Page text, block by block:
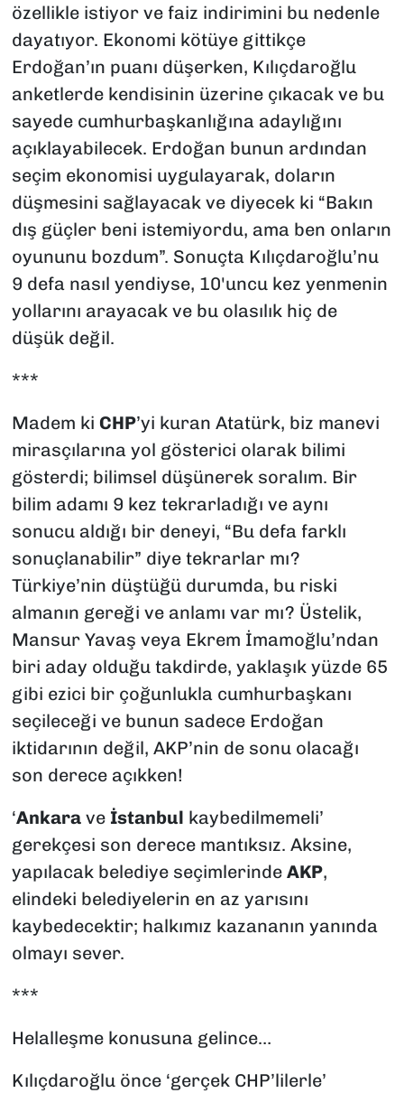
özellikle istiyor ve faiz indirimini bu nedenle
dayatıyor. Ekonomi kötüye gittikçe
Erdoğan’ın puanı düşerken, Kılıçdaroğlu
anketlerde kendisinin üzerine çıkacak ve bu
sayede cumhurbaşkanlığına adaylığını
açıklayabilecek. Erdoğan bunun ardından
seçim ekonomisi uygulayarak, doların
düşmesini sağlayacak ve diyecek ki “Bakın
dış güçler beni istemiyordu, ama ben onların
oyununu bozdum”. Sonuçta Kılıçdaroğlu’nu
9 defa nasıl yendiyse, 10'uncu kez yenmenin
yollarını arayacak ve bu olasılık hiç de
düşük değil.
***
Madem ki CHP’yi kuran Atatürk, biz manevi
mirasçılarına yol gösterici olarak bilimi
gösterdi; bilimsel düşünerek soralım. Bir
bilim adamı 9 kez tekrarladığı ve aynı
sonucu aldığı bir deneyi, “Bu defa farklı
sonuçlanabilir” diye tekrarlar mı?
Türkiye’nin düştüğü durumda, bu riski
almanın gereği ve anlamı var mı? Üstelik,
Mansur Yavaş veya Ekrem İmamoğlu’ndan
biri aday olduğu takdirde, yaklaşık yüzde 65
gibi ezici bir çoğunlukla cumhurbaşkanı
seçileceği ve bunun sadece Erdoğan
iktidarının değil, AKP’nin de sonu olacağı
son derece açıkken!
‘Ankarave İstanbul kaybedilmemeli’
gerekçesi son derece mantıksız. Aksine,
yapılacak belediye seçimlerinde AKP,
elindeki belediyelerin en az yarısını
kaybedecektir; halkımız kazananın yanında
olmayı sever.
***
Helalleşme konusuna gelince…
Kılıçdaroğlu önce ‘gerçek CHP’lilerle’